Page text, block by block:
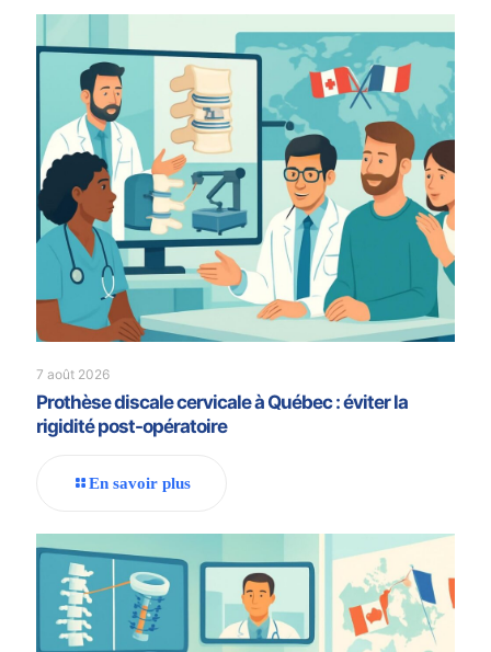
7 août 2026
Prothèse discale cervicale à Québec : éviter la
rigidité post-opératoire
En savoir plus